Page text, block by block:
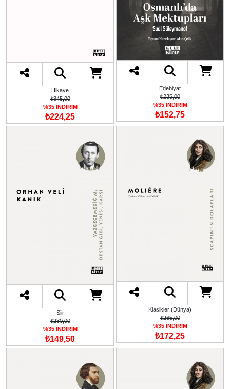
Hikaye
₺345,00
%35 İNDİRİM
₺224,25
Edebiyat
₺235,00
%35 İNDİRİM
₺152,75
Şiir
₺230,00
%35 İNDİRİM
₺149,50
Klasikler (Dünya)
₺265,00
%35 İNDİRİM
₺172,25